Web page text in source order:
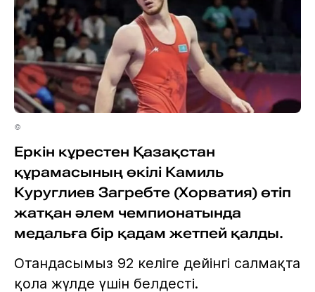
©
Еркін кұрестен Қазақстан
құрамасының өкілі Камиль
Куруглиев Загребте (Хорватия) өтіп
жатқан әлем чемпионатында
медальға бір қадам жетпей қалды.
Отандасымыз 92 келіге дейінгі салмақта
қола жүлде үшін белдесті.